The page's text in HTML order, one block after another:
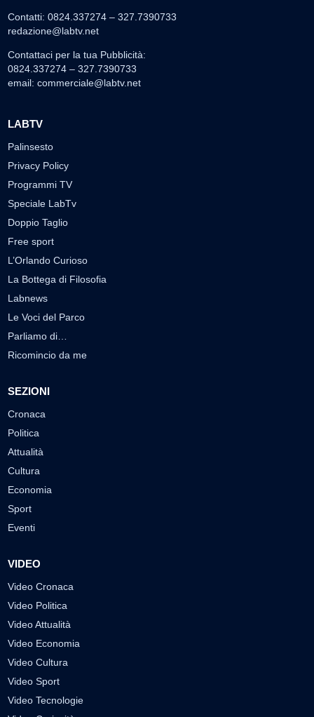
Contatti: 0824.337274 – 327.7390733
redazione@labtv.net
Contattaci per la tua Pubblicità:
0824.337274 – 327.7390733
email: commerciale@labtv.net
LABTV
Palinsesto
Privacy Policy
Programmi TV
Speciale LabTv
Doppio Taglio
Free sport
L’Orlando Curioso
La Bottega di Filosofia
Labnews
Le Voci del Parco
Parliamo di…
Ricomincio da me
SEZIONI
Cronaca
Politica
Attualità
Cultura
Economia
Sport
Eventi
VIDEO
Video Cronaca
Video Politica
Video Attualità
Video Economia
Video Cultura
Video Sport
Video Tecnologie